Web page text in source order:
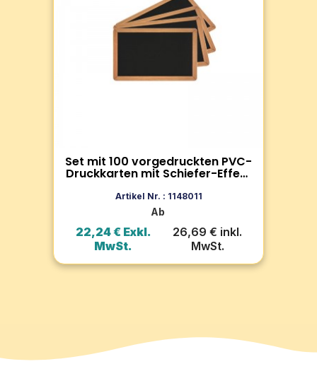
Vorgedruckte Blankokarten aus
Lebensmitteletiketten,
Set mit 100 vorgedruckten PVC-
Druckkarten mit Schiefer-Effekt
Artikel Nr. : 1148011
Ab
22,24 € Exkl.
MwSt.
26,69 € inkl.
MwSt.
Zum Produkt
In den Warenkorb